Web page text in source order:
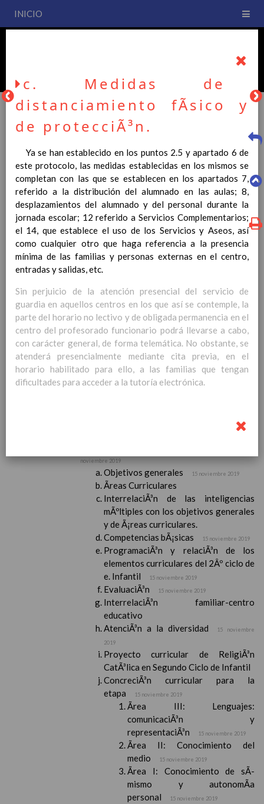
INICIO
PLAN DE CENTRO
La entrada en vigor del Real Decreto 126/2014, de 28 de
febrero, por el que se establece el currículo básico de la
Educación Primaria, se ha hecho necesario la revisión y
adecuación de nuestro Plan de Centro a esta normativa, el cual
usted podrá consultar desde este sitio web.
Esperamos que sea de su interés.
Contenido
IntroducciÃ³n
AnÃ¡lisis del Contexto
Proyecto Educativo
Marco Normativo
Objetivos propios para la mejora del rendimiento
escolar
LÃ­neas generales de actuaciÃ³n pedagÃ³gica
en las Ã¡reas de la educaciÃ³n en valores y otras
noviembre 2019
Objetivos generales 15 noviembre 2019
Ãreas Curriculares
InterrelaciÃ³n de las inteligencias
mÃºltiples con los objetivos generales
y de Ã¡reas curriculares.
Competencias bÃ¡sicas
15 noviembre 2019
ProgramaciÃ³n y relaciÃ³n de los
elementos curriculares del 2Âº ciclo de
e. Infantil
15 noviembre 2019
EvaluaciÃ³n 15 noviembre 2019
InterrelaciÃ³n familiar-centro
educativo
AtenciÃ³n a la diversidad
15 noviembre
2019
Proyecto curricular de ReligiÃ³n
CatÃ³lica en Segundo Ciclo de Infantil
ConcreciÃ³n curricular para la
etapa
15 noviembre 2019
Ãrea III: Lenguajes:
comunicaciÃ³n y
representaciÃ³n
15 noviembre 2019
Ãrea II: Conocimiento del
medio
15 noviembre 2019
Ãrea I: Conocimiento de sÃ­
mismo y autonomÃ­a
personal
15 noviembre 2019
c. Medidas de
distanciamiento fÃ­sico y
de protecciÃ³n.
Ya se han establecido en los puntos 2.5 y apartado 6 de
este protocolo, las medidas establecidas en los mismos se
completan con las que se establecen en los apartados 7,
referido a la distribución del alumnado en las aulas; 8,
desplazamientos del alumnado y del personal durante la
jornada escolar; 12 referido a Servicios Complementarios;
el 14, que establece el uso de los Servicios y Aseos, así
como cualquier otro que haga referencia a la presencia
mínima de las familias y personas externas en el centro,
entradas y salidas, etc.
Sin perjuicio de la atención presencial del servicio de
guardia en aquellos centros en los que así se contemple, la
parte del horario no lectivo y de obligada permanencia en el
centro del profesorado funcionario podrá llevarse a cabo,
con carácter general, de forma telemática. No obstante, se
atenderá presencialmente mediante cita previa, en el
horario habilitado para ello, a las familias que tengan
dificultades para acceder a la tutoría electrónica.